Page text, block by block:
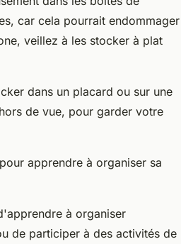
car cela pourrait endommager
veillez à les stocker à plat
dans un placard ou sur une
de vue, pour garder votre
apprendre à organiser sa
à organiser
de participer à des activités de